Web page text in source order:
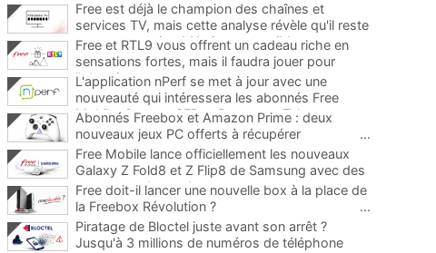
Free est déjà le champion des chaînes et
services TV, mais cette analyse révèle qu'il reste
encore au moins 141 ajouts possibles
Free et RTL9 vous offrent un cadeau riche en
sensations fortes, mais il faudra jouer pour
l'obtenir
L'application nPerf se met à jour avec une
nouveauté qui intéressera les abonnés Free
Mobile, Orange, SFR et Bouygues Telecom
Abonnés Freebox et Amazon Prime : deux
nouveaux jeux PC offerts à récupérer
...
Free Mobile lance officiellement les nouveaux
Galaxy Z Fold8 et Z Flip8 de Samsung avec des
promos et des cadeaux
...
Free doit-il lancer une nouvelle box à la place de
la Freebox Révolution ?
...
Piratage de Bloctel juste avant son arrêt ?
Jusqu'à 3 millions de numéros de téléphone